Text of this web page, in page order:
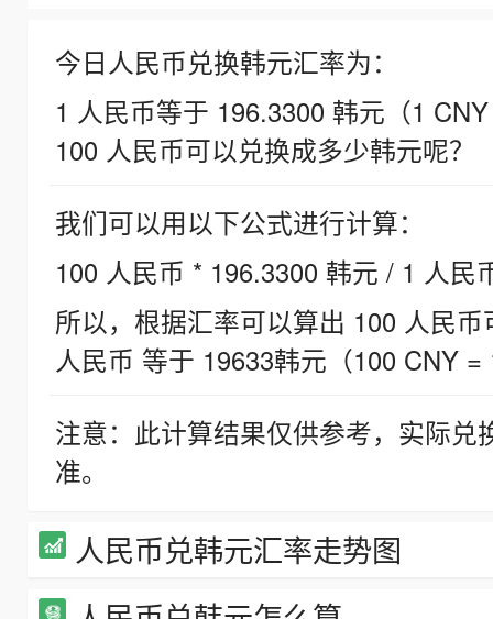
今日人民币兑换韩元汇率为：
1 人民币等于 196.3300 韩元（1
100 人民币可以兑换成多少韩元呢？
我们可以用以下公式进行计算：
100 人民币 * 196.3300 韩元 / 1 人民
所以，根据汇率可以算出 100 人民
人民币 等于 19633韩元（100 CNY =
注意：此计算结果仅供参考，实际
准。
人民币兑韩元汇率走势图